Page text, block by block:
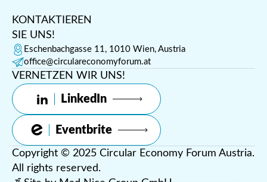
KONTAKTIEREN
SIE UNS!
Eschenbachgasse 11, 1010 Wien, Austria
office@circulareconomyforum.at
VERNETZEN WIR UNS!
LinkedIn
Eventbrite
Copyright © 2025 Circular Economy Forum Austria.
All rights reserved.